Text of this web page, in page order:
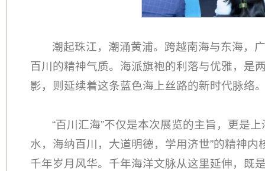
潮起珠江，潮涌黄浦。跨越南海与东海，
百川的精神气质。海派旗袍的利落与优雅，是
影，则延续着这条蓝色海上丝路的新时代脉络
“百川汇海”不仅是本次展览的主旨，更是
水，海纳百川，大道明德，学用济世”的精神
千年岁月风华。千年海洋文脉从这里延伸，既